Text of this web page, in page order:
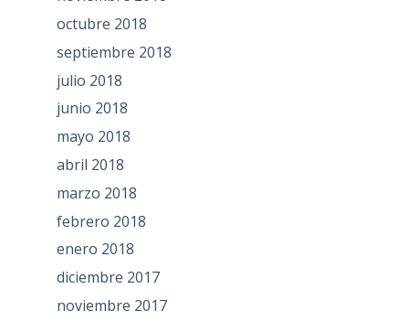
octubre 2018
septiembre 2018
julio 2018
junio 2018
mayo 2018
abril 2018
marzo 2018
febrero 2018
enero 2018
diciembre 2017
noviembre 2017